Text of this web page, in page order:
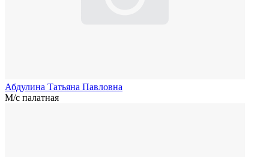
Абдулина Татьяна Павловна
М/с палатная